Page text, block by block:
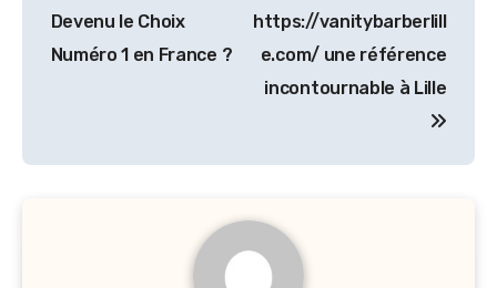
Devenu le Choix
Numéro 1 en France ?
https://vanitybarberlill
e.com/ une référence
incontournable à Lille